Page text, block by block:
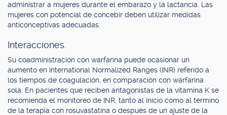
administrar a mujeres durante el embarazo y la lactancia. Las
mujeres con potencial de concebir deben utilizar medidas
anticonceptivas adecuadas.
Interacciones.
Su coadministración con warfarina puede ocasionar un
aumento en International Normalized Ranges (INR) referido a
los tiempos de coagulación, en comparación con warfarina
sola. En pacientes que reciben antagonistas de la vitamina K se
recomienda el monitoreo de INR, tanto al inicio como al término
de la terapia con rosuvastatina o después de un ajuste de la